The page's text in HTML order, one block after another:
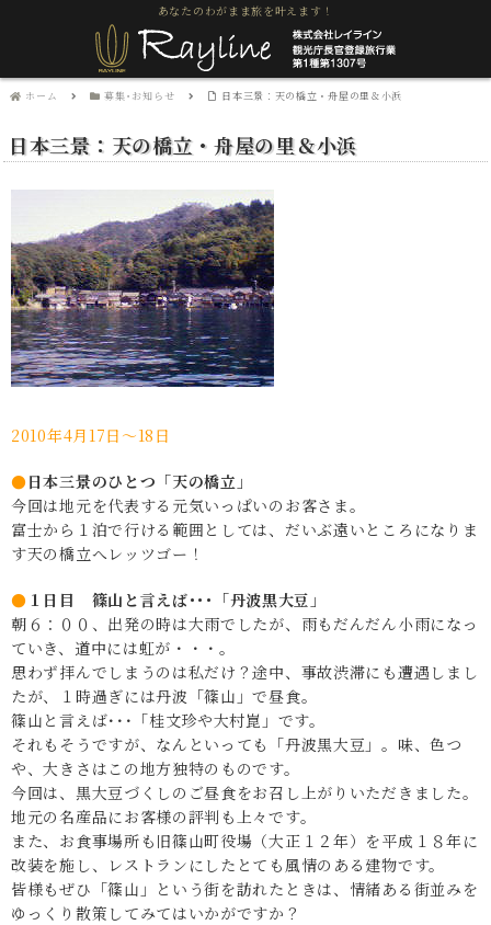
あなたのわがまま旅を叶えます！
ホーム 募集･お知らせ 日本三景：天の橋立・舟屋の里＆小浜
日本三景：天の橋立・舟屋の里＆小浜
2010年4月17日～18日
●日本三景のひとつ「天の橋立」
今回は地元を代表する元気いっぱいのお客さま。
富士から１泊で行ける範囲としては、だいぶ遠いところになりま
す天の橋立へレッツゴー！
● １日目 篠山と言えば･･･「丹波黒大豆」
朝６：００、出発の時は大雨でしたが、雨もだんだん小雨になっ
ていき、道中には虹が・・・。
思わず拝んでしまうのは私だけ？途中、事故渋滞にも遭遇しまし
たが、１時過ぎには丹波「篠山」で昼食。
篠山と言えば･･･「桂文珍や大村崑」です。
それもそうですが、なんといっても「丹波黒大豆」。味、色つ
や、大きさはこの地方独特のものです。
今回は、黒大豆づくしのご昼食をお召し上がりいただきました。
地元の名産品にお客様の評判も上々です。
また、お食事場所も旧篠山町役場（大正１２年）を平成１８年に
改装を施し、レストランにしたとても風情のある建物です。
皆様もぜひ「篠山」という街を訪れたときは、情緒ある街並みを
ゆっくり散策してみてはいかがですか？